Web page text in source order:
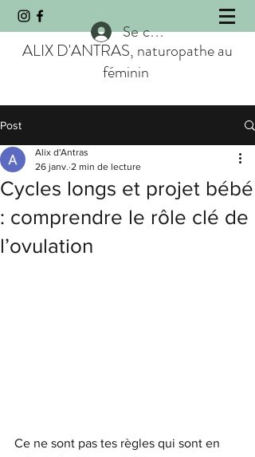
ALIX D'ANTRAS, naturopathe au
féminin
Se connecter
Post
Cycles longs et projet bébé
: comprendre le rôle clé de
l’ovulation
Alix d'Antras
26 janv. 2 min de lecture
Ce ne sont pas tes règles qui sont en